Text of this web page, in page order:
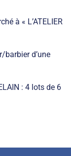
à « L’ATELIER
barbier d’une
: 4 lots de 6